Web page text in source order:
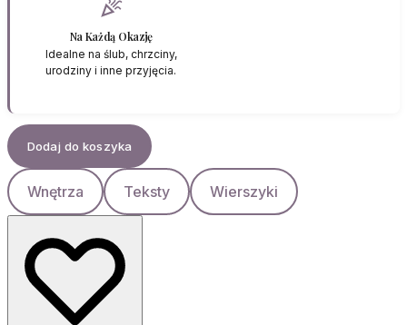
celebration
Na Każdą Okazję
Idealne na ślub, chrzciny,
urodziny i inne przyjęcia.
Dodaj do koszyka
Wnętrza Teksty Wierszyki